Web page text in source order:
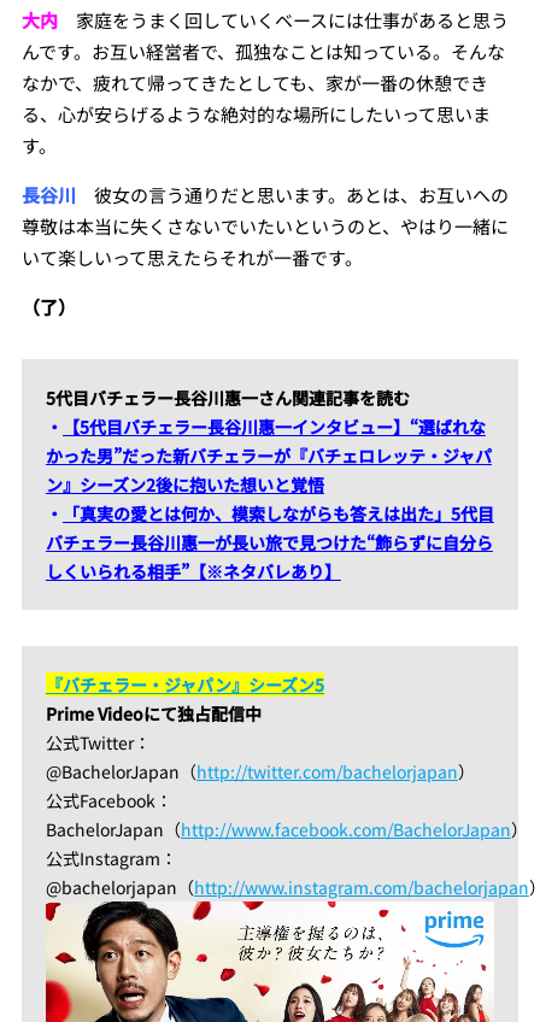
大内家庭をうまく回していくベースには仕事があると思う
んです。お互い経営者で、孤独なことは知っている。そんな
なかで、疲れて帰ってきたとしても、家が一番の休憩でき
る、心が安らげるような絶対的な場所にしたいって思いま
す。
長谷川 彼女の言う通りだと思います。あとは、お互いへの
尊敬は本当に失くさないでいたいというのと、やはり一緒に
いて楽しいって思えたらそれが一番です。
（了）
5代目バチェラー長谷川惠一さん関連記事を読む
・
【5代目バチェラー長谷川惠一インタビュー】“選ばれな
かった男”だった新バチェラーが『バチェロレッテ・ジャパ
ン』シーズン2後に抱いた想いと覚悟
・
「真実の愛とは何か、模索しながらも答えは出た」5代目
バチェラー長谷川惠一が長い旅で見つけた“飾らずに自分ら
しくいられる相手”【※ネタバレあり】
『バチェラー・ジャパン』シーズン5
Prime Videoにて独占配信中
公式Twitter：
@BachelorJapan（http://twitter.com/bachelorjapan）
公式Facebook：
BachelorJapan（http://www.facebook.com/BachelorJapan）
公式Instagram：
@bachelorjapan（http://www.instagram.com/bachelorjapan